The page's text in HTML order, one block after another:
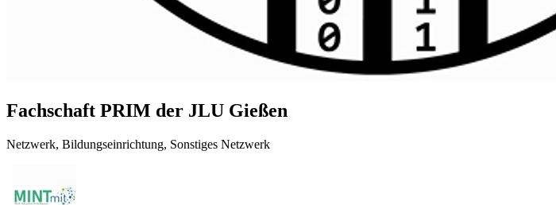
Fachschaft PRIM der JLU Gießen
Netzwerk, Bildungseinrichtung, Sonstiges Netzwerk